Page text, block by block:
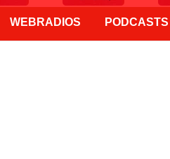
WEBRADIOS PODCASTS